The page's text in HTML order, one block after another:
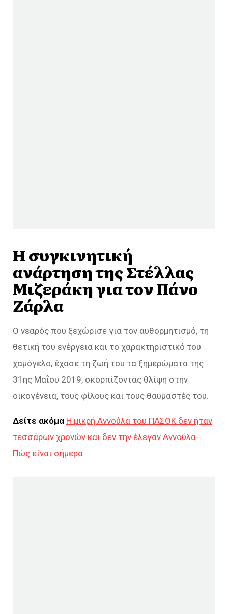
Η συγκινητική
ανάρτηση της Στέλλας
Μιζεράκη για τον Πάνο
Ζάρλα
Ο νεαρός που ξεχώρισε για τον αυθορμητισμό, τη
θετική του ενέργεια και το χαρακτηριστικό του
χαμόγελο, έχασε τη ζωή του τα ξημερώματα της
31ης Μαΐου 2019, σκορπίζοντας θλίψη στην
οικογένεια, τους φίλους και τους θαυμαστές του.
Δείτε ακόμα Η μικρή Αννούλα του ΠΑΣΟΚ δεν ήταν
τεσσάρων χρονών και δεν την έλεγαν Αννούλα-
Πώς είναι σήμερα